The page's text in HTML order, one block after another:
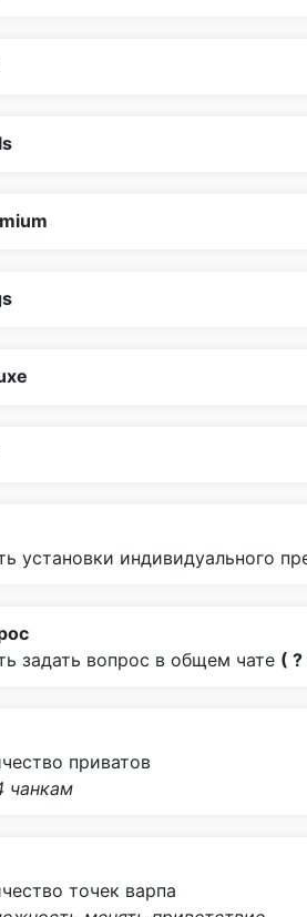
установки индивидуального
задать вопрос в общем чате ( ?
приватов
чанкам
точек варпа